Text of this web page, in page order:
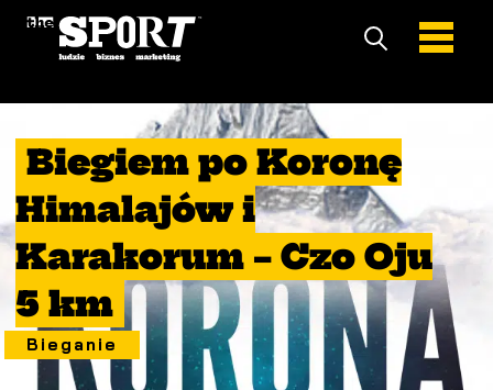
Biegiem po Koronę
Himalajów i
Karakorum – Czo Oju
5 km
Bieganie